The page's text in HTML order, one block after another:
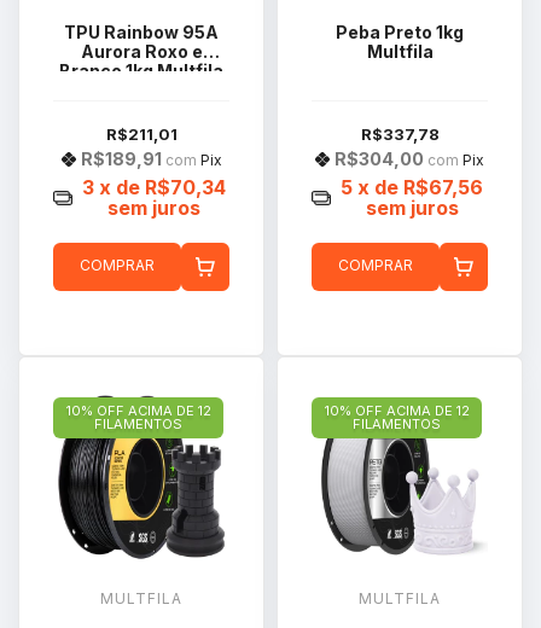
TPU Rainbow 95A
Aurora Roxo e
Branco 1kg Multfila
R$211,01
R$189,91 com Pix
3 x de R$70,34
sem juros
COMPRAR
Peba Preto 1kg
Multfila
R$337,78
R$304,00 com Pix
5 x de R$67,56
sem juros
COMPRAR
10% OFF ACIMA DE 12
FILAMENTOS
MULTFILA
10% OFF ACIMA DE 12
FILAMENTOS
MULTFILA